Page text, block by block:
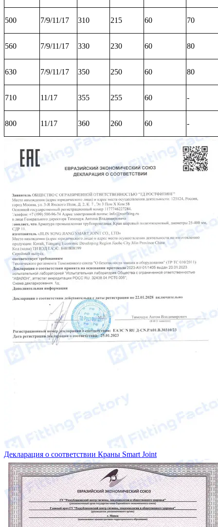
500 7/9/11/17 310 215 60 70
560 7/9/11/17 330 230 60 80
630 7/9/11/17 350 250 60 80
710 11/17 355 255 60 -
800 11/17 360 260 60 -
Декларация о соответствии Краны Smart Joint